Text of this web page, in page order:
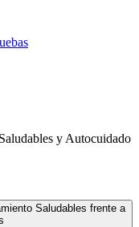
y Autocuidado
Saludables frente a